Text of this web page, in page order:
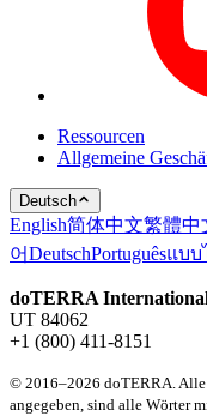
Ressourcen
Allgemeine
Deutsch
English简体中文繁體中
어DeutschPortuguêsแบบ
doTERRA
UT 84062
+1 (800) 411-8151
© 2016–2026 doTERRA. Alle
angegeben, sind alle Wörter